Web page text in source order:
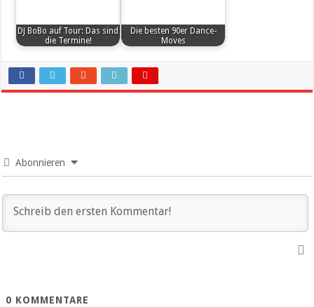
DJ BoBo auf Tour: Das sind
die Termine!
Die besten 90er Dance-
Moves
Abonnieren
0 KOMMENTARE